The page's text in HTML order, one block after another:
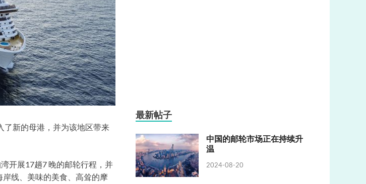
了新的母港，并为该地区带来
开展17趟7 晚的邮轮行程，并
线、美味的美食、高耸的摩
最新帖子
中国的邮轮市场正在持续升
温
2024-08-20